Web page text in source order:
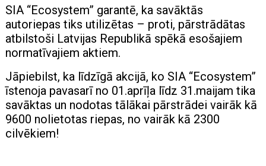
SIA “Ecosystem” garantē, ka savāktās
autoriepas tiks utilizētas – proti, pārstrādātas
atbilstoši Latvijas Republikā spēkā esošajiem
normatīvajiem aktiem.
Jāpiebilst, ka līdzīgā akcijā, ko SIA “Ecosystem”
īstenoja pavasarī no 01.aprīļa līdz 31.maijam tika
savāktas un nodotas tālākai pārstrādei vairāk kā
9600 nolietotas riepas, no vairāk kā 2300
cilvēkiem!